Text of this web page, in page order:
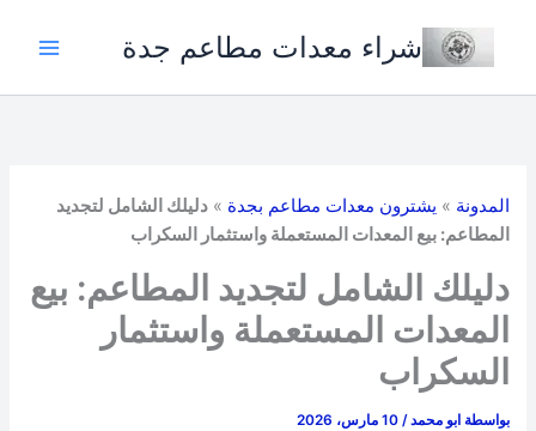
المحتوى
شراء معدات مطاعم جدة
المدونة » يشترون معدات مطاعم بجدة »دليلك الشامل لتجديد
المطاعم: بيع المعدات المستعملة واستثمار السكراب
دليلك الشامل لتجديد المطاعم: بيع
المعدات المستعملة واستثمار
السكراب
بواسطة ابو محمد/10 مارس، 2026